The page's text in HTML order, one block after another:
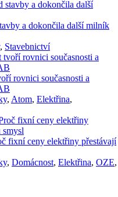
a dokončila další milník
, Stavebnictví
rovnici současnosti a
, Atom, Elektřina,
fixní ceny elektřiny přestávají
, Domácnost, Elektřina, OZE,